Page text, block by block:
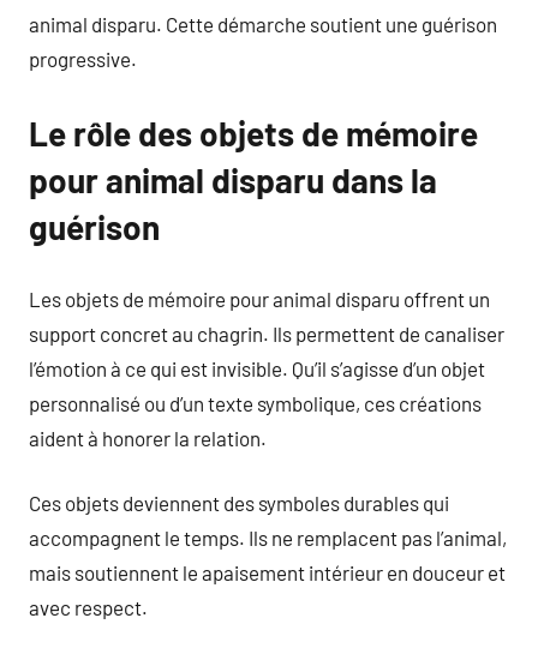
animal disparu. Cette démarche soutient une guérison
progressive.
Le rôle des objets de mémoire
pour animal disparu dans la
guérison
Les objets de mémoire pour animal disparu offrent un
support concret au chagrin. Ils permettent de canaliser
l’émotion à ce qui est invisible. Qu’il s’agisse d’un objet
personnalisé ou d’un texte symbolique, ces créations
aident à honorer la relation.
Ces objets deviennent des symboles durables qui
accompagnent le temps. Ils ne remplacent pas l’animal,
mais soutiennent le apaisement intérieur en douceur et
avec respect.